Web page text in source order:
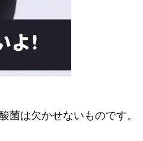
菌は欠かせないものです。